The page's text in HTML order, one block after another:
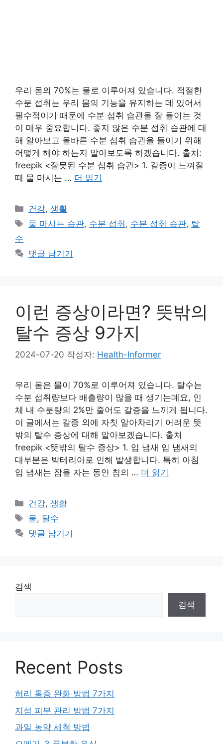
우리 몸의 70%는 물로 이루어져 있습니다. 적절한
수분 섭취는 우리 몸의 기능을 유지하는 데 있어서
필수적이기 때문에 수분 섭취 습관을 잘 들이는 것
이 매우 중요합니다. 좋지 않은 수분 섭취 습관에 대
해 알아보고 올바른 수분 섭취 습관을 들이기 위해
어떻게 해야 하는지 알아보도록 하겠습니다. 출처:
freepik <잘못된 수분 섭취 습관> 1. 갈증이 느껴질
때 물 마시는 … 더 읽기
카
테
건강,생활
태
물 마시는 습관, 수분 섭취 , 수분 섭취 습관, 탈
수
댓글 남기기
이런 증상이라면? 뜻밖의
탈수 증상 9가지
2024-07-20 작성자: Health-Informer
우리 몸은 물이 70%로 이루어져 있습니다. 탈수는
수분 섭취량보다 배출량이 많을 때 생기는데요, 인
체 내 수분량의 2%만 줄어도 갈증을 느끼게 됩니다.
이 글에서는 갈증 외에 자칫 알아차리기 어려운 뜻
밖의 탈수 증상에 대해 알아보겠습니다. 출처
freepik <뜻밖의 탈수 증상> 1. 입 냄새 입 냄새의
대부분은 박테리아로 인해 발생합니다. 특히 아침
입 냄새는 잠을 자는 동안 침의 … 더 읽기
카
테
리
건강,생활
태
그
물, 탈수
댓글 남기기
검색
검색
Recent Posts
허리 통증 완화 방법 7가지
지성 피부 관리 방법 7가지
과일 농약 세척 방법